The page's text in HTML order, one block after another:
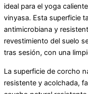
ideal para el yoga
vinyasa. Esta superficie
antimicrobiana y
revestimiento del suelo
tras sesión, con una
La superficie de corcho
resistente y acolchada,